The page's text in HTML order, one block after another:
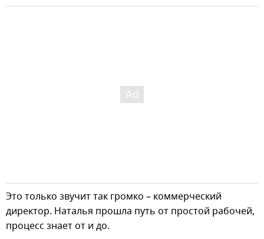
Это только звучит так громко – коммерческий
директор. Наталья прошла путь от простой рабочей,
процесс знает от и до.